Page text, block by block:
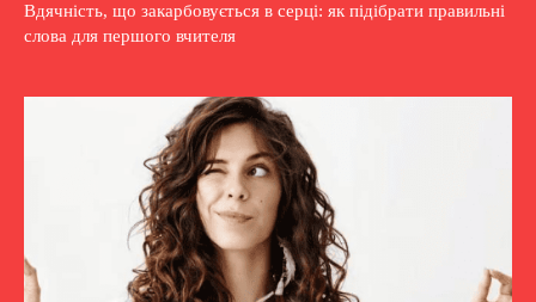
Вдячність, що закарбовується в серці: як підібрати правильні
слова для першого вчителя